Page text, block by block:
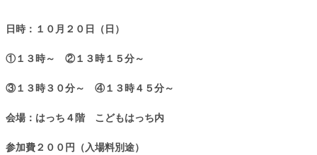
日時：１０月２０ 日（日）
①１３時～ ②１３時１５分～
③１３時３０分～ ④１３時４５分～
会場：はっち４階 こどもはっち内
参加費２００円（入場料別途）